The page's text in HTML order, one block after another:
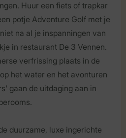
Huur een fiets of trapkar
potje Adventure Golf met je
na al je inspanningen van
in restaurant De 3 Vennen.
verfrissing plaats in de
het water en het avonturen
gaan de uitdaging aan in
duurzame, luxe ingerichte